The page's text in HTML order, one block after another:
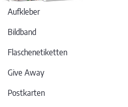
Aufkleber
Bildband
Flaschenetiketten
Give Away
Postkarten